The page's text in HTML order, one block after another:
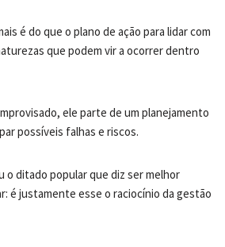
é do que o plano de ação para lidar com
que podem vir a ocorrer dentro
ele parte de um planejamento
possíveis falhas e riscos.
o ditado popular que diz ser melhor
é justamente esse o raciocínio da gestão